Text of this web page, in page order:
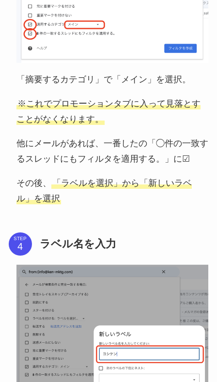
「摘要するカテゴリ」で「メイン」を選択。
※これでプロモーションタブに入って見落とす
ことがなくなります。
他にメールがあれば、一番したの「◯件の一致す
るスレッドにもフィルタを適用する。」に☑
その後、 「ラベルを選択」から「新しいラベ
ル」を選択
STEP ラベル名を入力